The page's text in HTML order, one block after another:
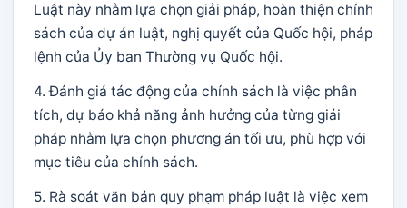
Luật này nhằm lựa chọn giải pháp, hoàn thiện chính
sách của dự án luật, nghị quyết của Quốc hội, pháp
lệnh của Ủy ban Thường vụ Quốc hội.
4. Đánh giá tác động của chính sách là việc phân
tích, dự báo khả năng ảnh hưởng của từng giải
pháp nhằm lựa chọn phương án tối ưu, phù hợp với
mục tiêu của chính sách.
5. Rà soát văn bản quy phạm pháp luật là việc xem